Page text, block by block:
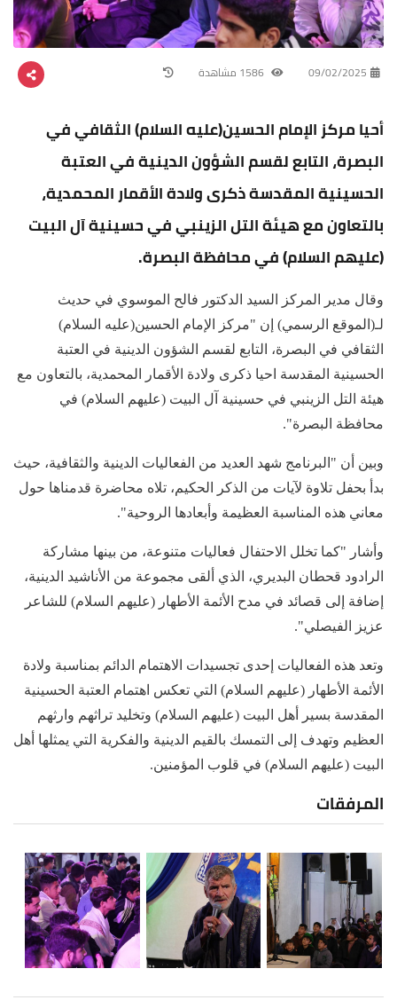
09/02/2025
أحيا مركز الإمام الحسين(عليه السلام) الثقافي في
البصرة، التابع لقسم الشؤون الدينية في العتبة
الحسينية المقدسة ذكرى ولادة الأقمار المحمدية،
بالتعاون مع هيئة التل الزينبي في حسينية آل البيت
(عليهم السلام) في محافظة البصرة.
وقال مدير المركز السيد الدكتور فالح الموسوي في حديث
لـ(الموقع الرسمي) إن "مركز الإمام الحسين(عليه السلام)
الثقافي في البصرة، التابع لقسم الشؤون الدينية في العتبة
الحسينية المقدسة احيا ذكرى ولادة الأقمار المحمدية، بالتعاون مع
هيئة التل الزينبي في حسينية آل البيت (عليهم السلام) في
محافظة البصرة".
وبين أن "البرنامج شهد العديد من الفعاليات الدينية والثقافية، حيث
بدأ بحفل تلاوة لآيات من الذكر الحكيم، تلاه محاضرة قدمناها حول
معاني هذه المناسبة العظيمة وأبعادها الروحية".
وأشار "كما تخلل الاحتفال فعاليات متنوعة، من بينها مشاركة
الرادود قحطان البديري، الذي ألقى مجموعة من الأناشيد الدينية،
إضافة إلى قصائد في مدح الأئمة الأطهار (عليهم السلام) للشاعر
عزيز الفيصلي".
وتعد هذه الفعاليات إحدى تجسيدات الاهتمام الدائم بمناسبة ولادة
الأئمة الأطهار (عليهم السلام) التي تعكس اهتمام العتبة الحسينية
المقدسة بسير أهل البيت (عليهم السلام) وتخليد تراثهم وارثهم
العظيم وتهدف إلى التمسك بالقيم الدينية والفكرية التي يمثلها أهل
البيت (عليهم السلام) في قلوب المؤمنين.
المرفقات